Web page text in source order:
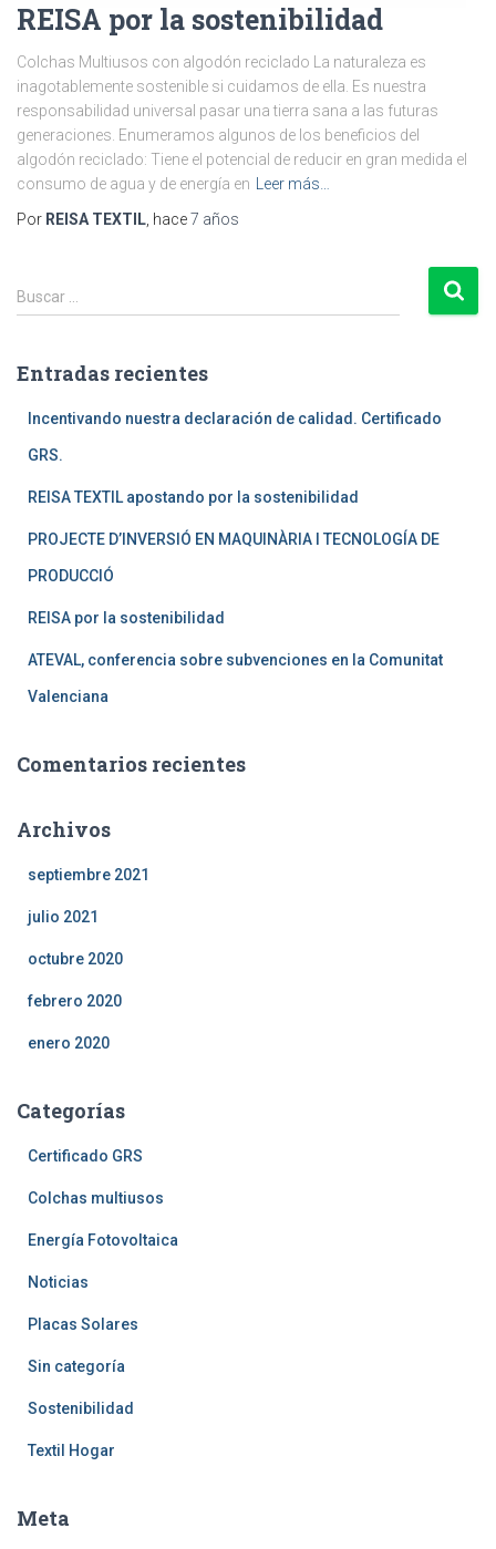
REISA por la sostenibilidad
Colchas Multiusos con algodón reciclado La naturaleza es
inagotablemente sostenible si cuidamos de ella. Es nuestra
responsabilidad universal pasar una tierra sana a las futuras
generaciones. Enumeramos algunos de los beneficios del
algodón reciclado: Tiene el potencial de reducir en gran medida el
consumo de agua y de energía en Leer más…
Por REISA TEXTIL, hace7 años
B
u
a
Buscar …
Entradas recientes
Incentivando nuestra declaración de calidad. Certificado
GRS.
REISA TEXTIL apostando por la sostenibilidad
PROJECTE D’INVERSIÓ EN MAQUINÀRIA I TECNOLOGÍA DE
PRODUCCIÓ
REISA por la sostenibilidad
ATEVAL, conferencia sobre subvenciones en la Comunitat
Valenciana
Comentarios recientes
Archivos
septiembre 2021
julio 2021
octubre 2020
febrero 2020
enero 2020
Categorías
Certificado GRS
Colchas multiusos
Energía Fotovoltaica
Noticias
Placas Solares
Sin categoría
Sostenibilidad
Textil Hogar
Meta